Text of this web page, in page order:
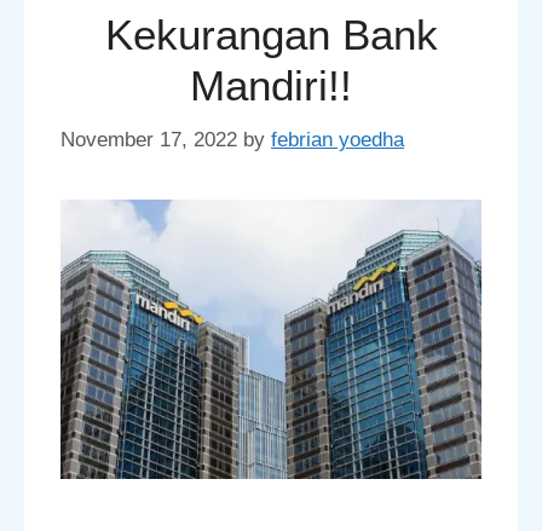
Kekurangan Bank
Mandiri!!
November 17, 2022 by febrian yoedha